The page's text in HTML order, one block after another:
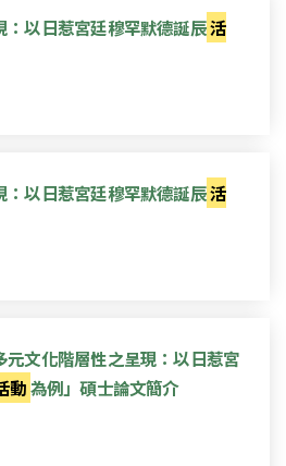
：以日惹宮廷穆罕默德誕辰活
：以日惹宮廷穆罕默德誕辰活
元文化階層性之呈現：以日惹宮
動為例」碩士論文簡介